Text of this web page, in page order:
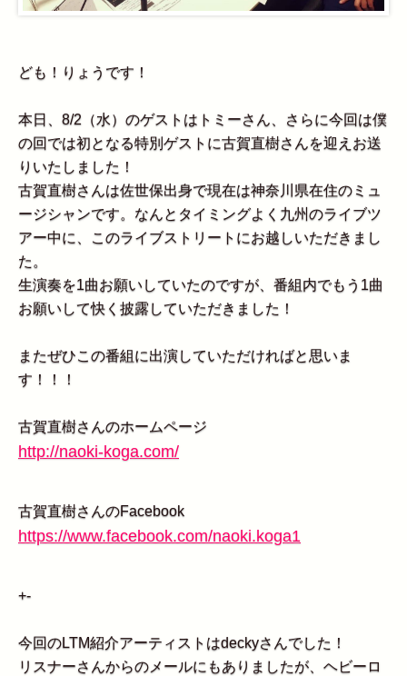
ども！りょうです！
本日、8/2（水）のゲストはトミーさん、さらに今回は僕
の回では初となる特別ゲストに古賀直樹さんを迎えお送
りいたしました！
古賀直樹さんは佐世保出身で現在は神奈川県在住のミュ
ージシャンです。なんとタイミングよく九州のライブツ
アー中に、このライブストリートにお越しいただきまし
た。
生演奏を1曲お願いしていたのですが、番組内でもう1曲
お願いして快く披露していただきました！
またぜひこの番組に出演していただければと思いま
す！！！
古賀直樹さんのホームページ
http://naoki-koga.com/
古賀直樹さんのFacebook
https://www.facebook.com/naoki.koga1
+-
今回のLTM紹介アーティストはdeckyさんでした！
リスナーさんからのメールにもありましたが、ヘビーロ